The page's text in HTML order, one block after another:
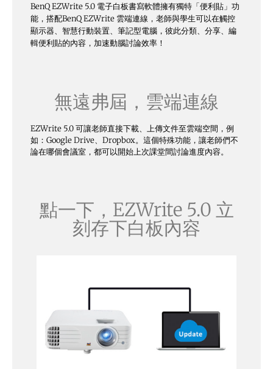
BenQ EZWrite 5.0 電子白板書寫軟體擁有獨特「便利貼」功
能，搭配BenQ EZWrite 雲端連線，老師與學生可以在觸控
顯示器、智慧行動裝置、筆記型電腦，彼此分類、分享、編
輯便利貼的內容，加速動腦討論效率！
無遠弗屆，雲端連線
EZWrite 5.0 可讓老師直接下載、上傳文件至雲端空間，例
如：Google Drive、Dropbox。這個特殊功能，讓老師們不
論在哪個會議室，都可以開始上次課堂間討論進度內容。
點一下，EZWrite 5.0 立
刻存下白板內容